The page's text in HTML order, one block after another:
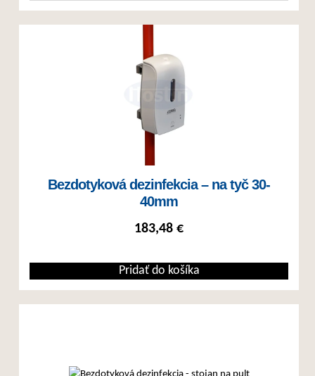
Bezdotyková dezinfekcia – na tyč 30-
40mm
183,48 €
Pridať do košíka